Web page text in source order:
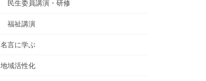
民生委員講演・研修
福祉講演
名言に学ぶ
地域活性化